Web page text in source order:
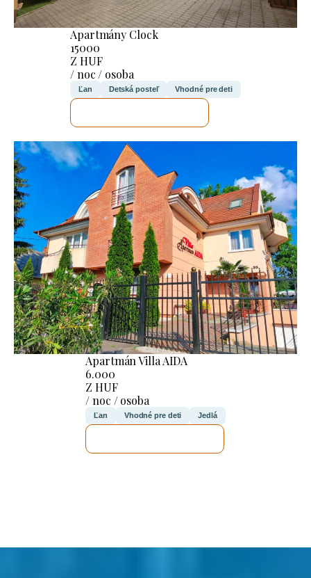
Apartmány Clock
15000
Z HUF
/ noc / osoba
Ľan Detská posteľ Vhodné pre deti
Apartmán Villa AIDA
6.000
Z HUF
/ noc / osoba
Ľan Vhodné pre deti Jedlá